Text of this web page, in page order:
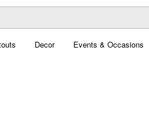
Decor Events & Occasions